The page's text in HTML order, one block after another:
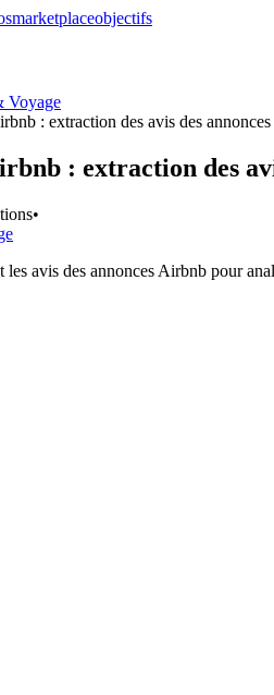
marketplaceobjectifs
Voyage
: extraction des avis des annonces
: extraction des
•
avis des annonces Airbnb pour